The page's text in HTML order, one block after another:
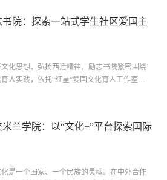
院健康持续发展的不竭动力。丰富“教”的维
精神为主线，开设【躬耕强国 前沿有我】
体性...
书院：探索一站式学生社区爱国主
化思想，弘扬西迁精神，励志书院紧密围绕
人实践，依托“红星”爱国文化育人工作室将
在学生群体中的教育、传播、实践效果，接
代新人。以“文化”+“群体”，淬炼多元特色的
...
米兰学院：以“文化+”平台探索国际
是一个国家、一个民族的灵魂。在中外合作